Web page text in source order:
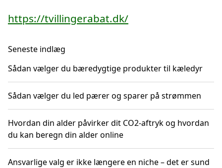
https://tvillingerabat.dk/
Seneste indlæg
Sådan vælger du bæredygtige produkter til kæledyr
Sådan vælger du led pærer og sparer på strømmen
Hvordan din alder påvirker dit CO2-aftryk og hvordan
du kan beregn din alder online
Ansvarlige valg er ikke længere en niche – det er sund